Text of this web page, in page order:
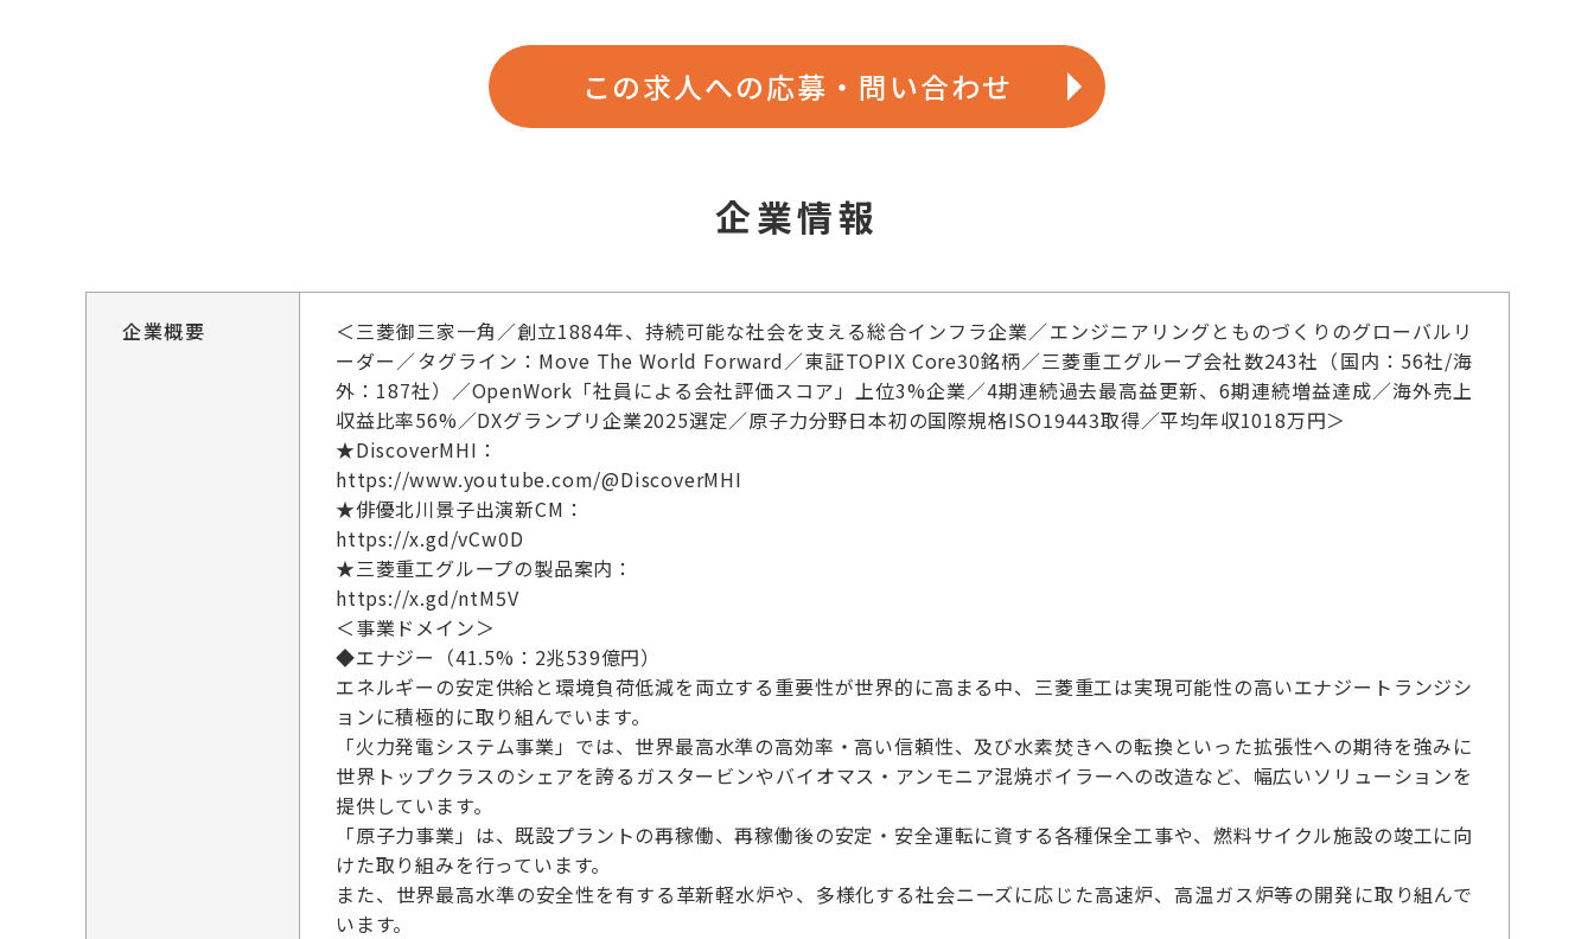
この求人への応募・問い合わせ
企業情報
企業概要
＜三菱御三家一角／創立1884年、持続可能な社会を支える総合インフラ企業／エンジニアリングとものづくりのグローバルリ
ーダー／タグライン：Move The World Forward／東証TOPIX Core30銘柄／三菱重工グループ会社数243社（国内：56社/海
外：187社）／OpenWork「社員による会社評価スコア」上位3%企業／4期連続過去最高益更新、6期連続増益達成／海外売上
収益比率56%／DXグランプリ企業2025選定／原子力分野日本初の国際規格ISO19443取得／平均年収1018万円＞
★DiscoverMHI：
https://www.youtube.com/@DiscoverMHI
★俳優北川景子出演新CM：
https://x.gd/vCw0D
★三菱重工グループの製品案内：
https://x.gd/ntM5V
＜事業ドメイン＞
◆エナジー（41.5%：2兆539億円）
エネルギーの安定供給と環境負荷低減を両立する重要性が世界的に高まる中、三菱重工は実現可能性の高いエナジートランジシ
ョンに積極的に取り組んでいます。
「火力発電システム事業」では、世界最高水準の高効率・高い信頼性、及び水素焚きへの転換といった拡張性への期待を強みに
世界トップクラスのシェアを誇るガスタービンやバイオマス・アンモニア混焼ボイラーへの改造など、幅広いソリューションを
提供しています。
「原子力事業」は、既設プラントの再稼働、再稼働後の安定・安全運転に資する各種保全工事や、燃料サイクル施設の竣工に向
けた取り組みを行っています。
また、世界最高水準の安全性を有する革新軽水炉や、多様化する社会ニーズに応じた高速炉、高温ガス炉等の開発に取り組んで
います。